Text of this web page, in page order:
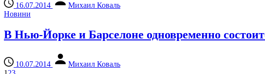
16.07.2014
Михаил Коваль
Новини
В Нью-Йорке и Барселоне одновременно
10.07.2014
Михаил Коваль